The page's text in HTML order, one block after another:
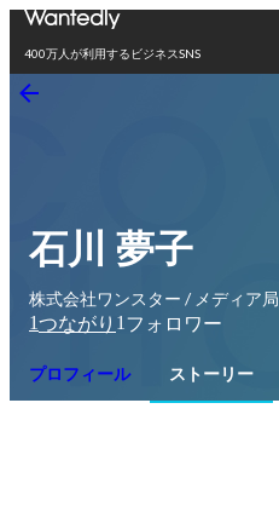
400万人が利用するビジネスSNS
石川 夢子
株式会社ワンスター / メディア局
1つながり 1 フォロワー
プロフィール ストーリー